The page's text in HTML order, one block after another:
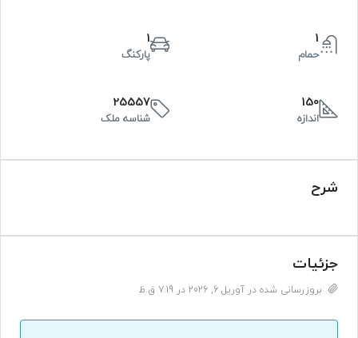
1
حمام
1
پارکنگ
150
اندازه
25557
شناسه ملک
شرح
جزئیات
بروزرسانی شده در آوریل 6, 2026 در 7:19 ق.ظ